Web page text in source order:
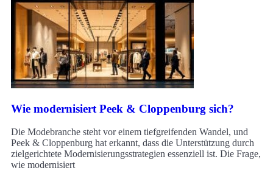
Wie modernisiert Peek & Cloppenburg sich?
Die Modebranche steht vor einem tiefgreifenden Wandel, und
Peek & Cloppenburg hat erkannt, dass die Unterstützung durch
zielgerichtete Modernisierungsstrategien essenziell ist. Die Frage,
wie modernisiert